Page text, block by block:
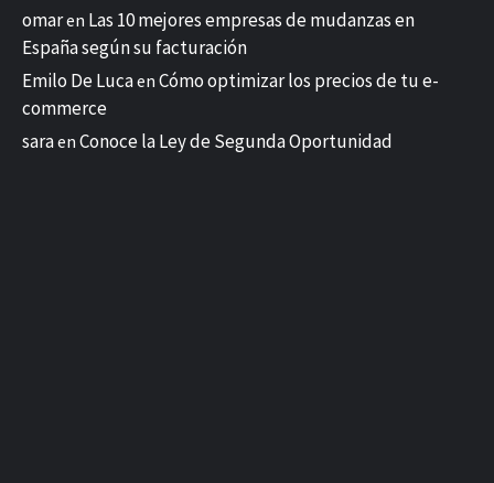
omaren Las 10 mejores empresas de mudanzas en
España según su facturación
Emilo De Lucaen Cómo optimizar los precios de tu e-
commerce
saraen Conoce la Ley de Segunda Oportunidad